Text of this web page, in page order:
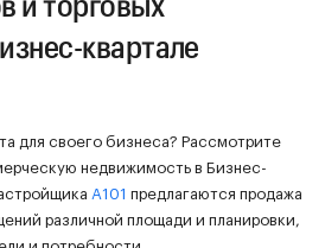
квартале
для своего бизнеса? Рассмотрите
недвижимость в Бизнес-
A101 предлагаются продажа
различной площади и планировки,